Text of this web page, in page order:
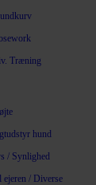
Træning
hund
/ Synlighed
ejeren / Diverse